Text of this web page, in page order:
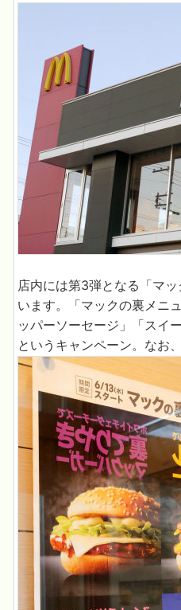
店内には第3弾となる「マ
います。「マックの裏メニ
ッパーソーセージ」「スイ
というキャンペーン。なお